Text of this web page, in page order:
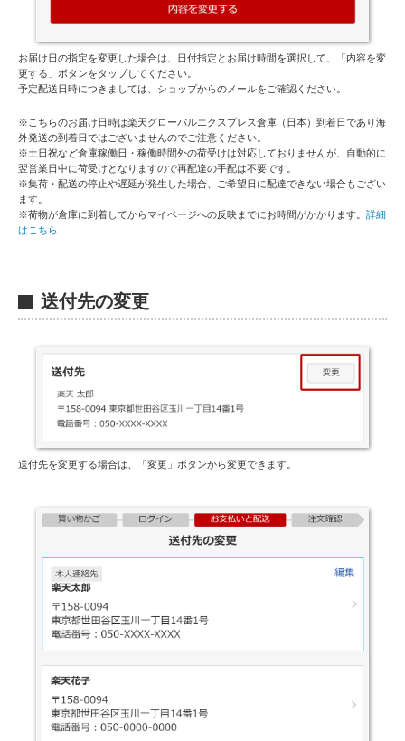
A 送付先の変更
送付先を変更する場合は、「変更」ボタンから変更できます。
お届け日の指定を変更した場合は、日付指定とお届け時間を選択して、「内容を変
更する」ボタンをタップしてください。
予定配送日時につきましては、ショップからのメールをご確認ください。
※こちらのお届け日時は楽天グローバルエクスプレス倉庫（日本）到着日であり海
外発送の到着日ではございませんのでご注意ください。
※土日祝など倉庫稼働日・稼働時間外の荷受けは対応しておりませんが、自動的に
翌営業日中に荷受けとなりますので再配達の手配は不要です。
※集荷・配送の停止や遅延が発生した場合、ご希望日に配達できない場合もござい
ます。
※荷物が倉庫に到着してからマイページへの反映までにお時間がかかります。 詳細
はこちら